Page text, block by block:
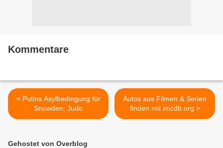
Kommentare
< Putins Asylbedingung für
Snowden: Judo
Autos aus Filmen & Serien
finden mit imcdb.org >
Gehostet von Overblog